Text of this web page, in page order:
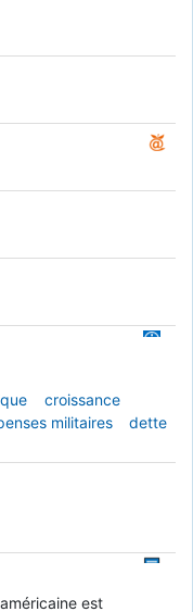
croissance
militaires
dette
est